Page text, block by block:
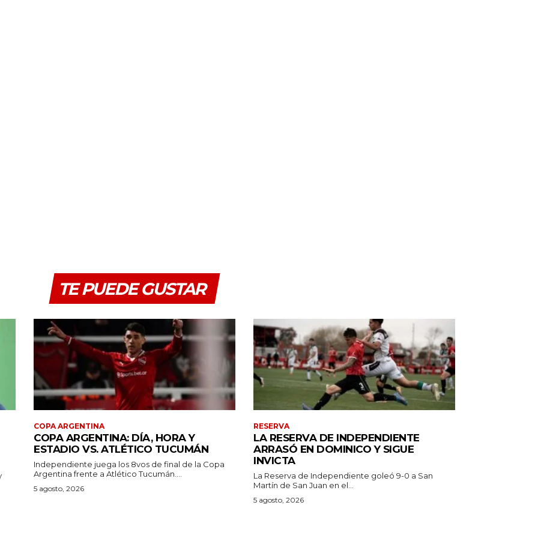
TE PUEDE GUSTAR
COPA ARGENTINA
COPA ARGENTINA: DÍA, HORA Y
ESTADIO VS. ATLÉTICO TUCUMÁN
Independiente juega los 8vos de final de la Copa
Argentina frente a Atlético Tucumán....
5 agosto, 2026
RESERVA
LA RESERVA DE INDEPENDIENTE
ARRASÓ EN DOMINICO Y SIGUE
INVICTA
La Reserva de Independiente goleó 9-0 a San
Martín de San Juan en el...
5 agosto, 2026